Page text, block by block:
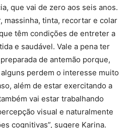
que vai de zero aos seis anos.
massinha, tinta, recortar e colar
têm condições de entreter a
e saudável. Vale a pena ter
de antemão porque,
perdem o interesse muito
além de estar exercitando a
vai estar trabalhando
visual e naturalmente
cognitivas”, sugere Karina.